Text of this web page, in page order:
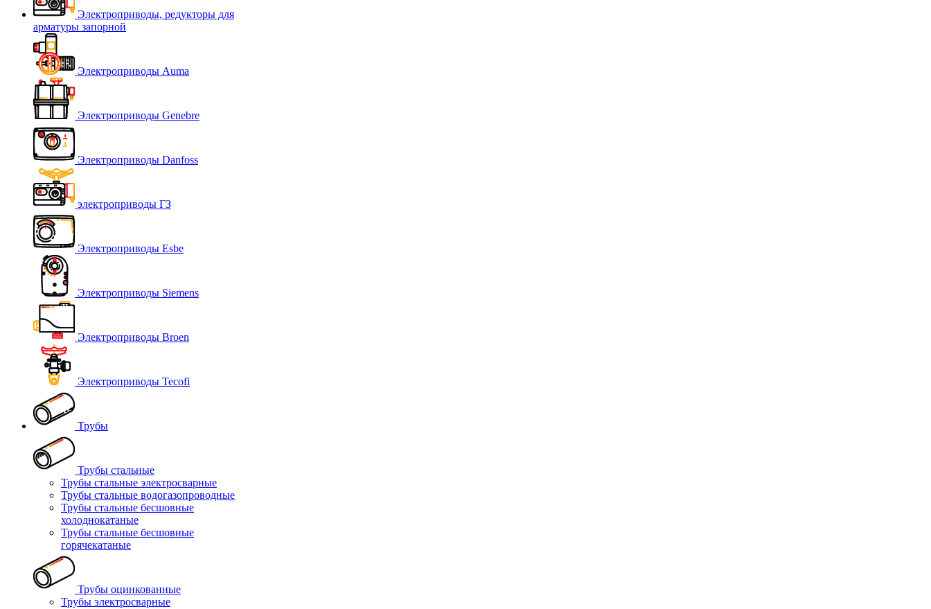
Электроприводы, редукторы для
арматуры запорной
Электроприводы Auma
Электроприводы Genebre
Электроприводы Danfoss
электроприводы ГЗ
Электроприводы Esbe
Электроприводы Siemens
Электроприводы Broen
Электроприводы Tecofi
Трубы
Трубы стальные
Трубы стальные электросварные
Трубы стальные водогазопроводные
Трубы стальные бесшовные
холоднокатаные
Трубы стальные бесшовные
горячекатаные
Трубы оцинкованные
Трубы электросварные